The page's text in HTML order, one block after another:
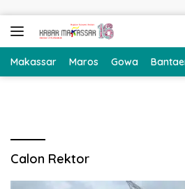
Makassar Maros Gowa
Calon Rektor